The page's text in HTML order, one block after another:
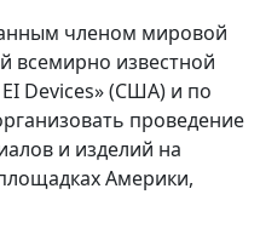
членом мировой
всемирно известной
EI Devices» (США) и по
проведение
и изделий на
Америки,